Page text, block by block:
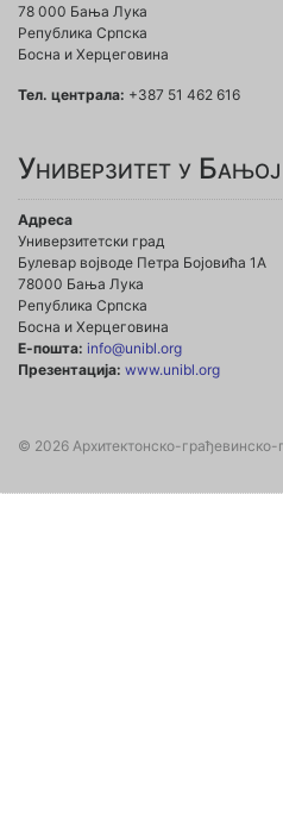
78 000 Бања Лука
Република Српска
Босна и Херцеговина
Тел. централа: +387 51 462 616
Универзитет у
Адреса
Универзитетски град
Булевар војводе Петра Бојовића 1А
78000 Бања Лука
Република Српска
Босна и Херцеговина
Е-пошта: info@unibl.org
Презентација: www.unibl.org
© 2026 Архитектонско-грађевинско-